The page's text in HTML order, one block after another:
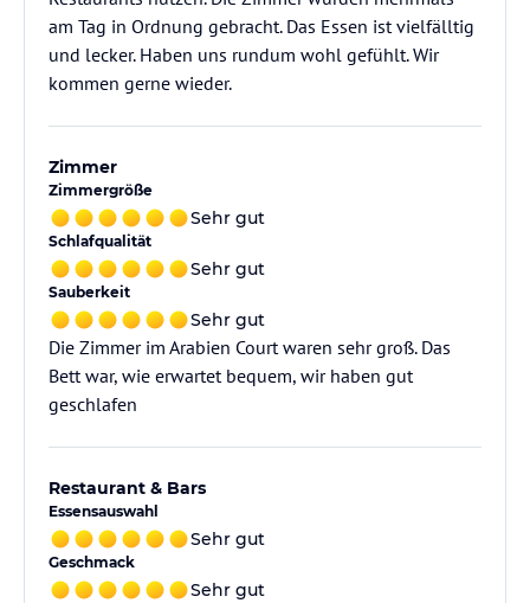
am Tag in Ordnung gebracht. Das Essen ist vielfälltig
und lecker. Haben uns rundum wohl gefühlt. Wir
kommen gerne wieder.
Zimmer
Zimmergröße
Sehr gut
Schlafqualität
Sehr gut
Sauberkeit
Sehr gut
Die Zimmer im Arabien Court waren sehr groß. Das
Bett war, wie erwartet bequem, wir haben gut
geschlafen
Restaurant & Bars
Essensauswahl
Sehr gut
Geschmack
Sehr gut